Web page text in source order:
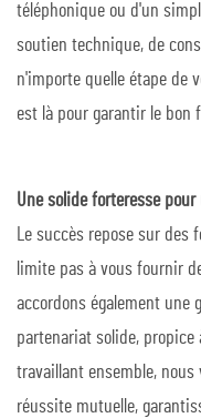
téléphonique ou d'un
soutien technique, de
n'importe quelle étape de
est là pour garantir le bon
Une solide forteresse
Le succès repose sur des
limite pas à vous fournir
accordons également une
partenariat solide, propice
travaillant ensemble,
réussite mutuelle,